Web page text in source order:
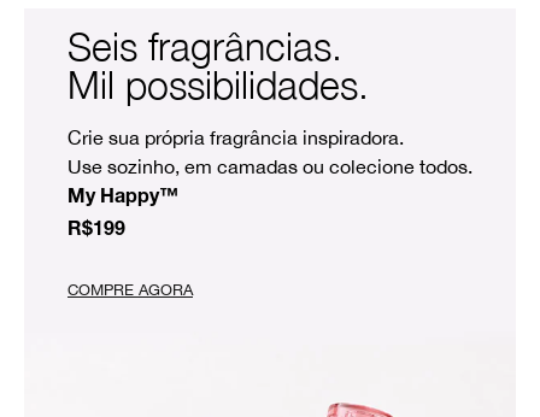
Seis fragrâncias.
Mil possibilidades.
Crie sua própria fragrância inspiradora.
Use sozinho, em camadas ou colecione todos.
My Happy™
R$199
COMPRE AGORA